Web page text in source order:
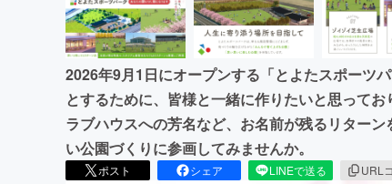
2026年9月1日にオープンする「とよたスポーツ
とするために、皆様と一緒に作りたいと思って
ラブハウスへの芳名など、お名前が残るリター
い公園づくりに参画してみませんか。
ポスト シェア LINEで送る URL